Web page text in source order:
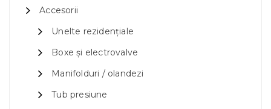
Accesorii
Unelte rezidențiale
Boxe și electrovalve
Manifolduri / olandezi
Tub presiune